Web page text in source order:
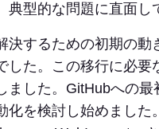
典型的な問題に直面し
決するための初期の
した。この移行に必
ました。GitHubへの
化を検討し始めまし